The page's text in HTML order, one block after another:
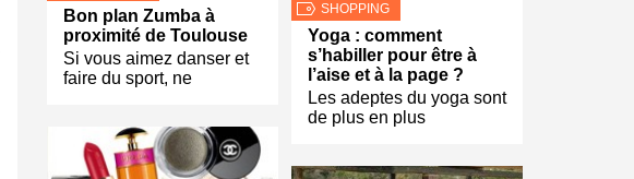
Bon plan Zumba à
proximité de Toulouse
Si vous aimez danser et
faire du sport, ne
SHOPPING
Yoga : comment
s’habiller pour être à
l’aise et à la page ?
Les adeptes du yoga sont
de plus en plus